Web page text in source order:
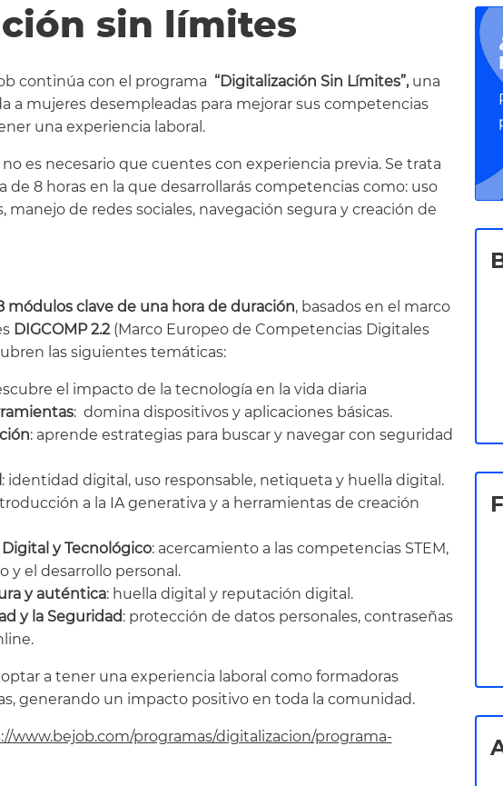
sin límites
continúa con el programa “Digitalización Sin Límites”, una
a mujeres desempleadas para mejorar sus competencias
una experiencia laboral.
es necesario que cuentes con experiencia previa. Se trata
de 8 horas en la que desarrollarás competencias como: uso
de redes sociales, navegación segura y creación de
módulos clave de una hora de duración, basados en el marco
DIGCOMP 2.2(Marco Europeo de Competencias Digitales
las siguientes temáticas:
el impacto de la tecnología en la vida diaria
: domina dispositivos y aplicaciones básicas.
: aprende estrategias para buscar y navegar con seguridad
: identidad digital, uso responsable, netiqueta y huella digital.
a la IA generativa y a herramientas de creación
y Tecnológico: acercamiento a las competencias STEM,
y el desarrollo personal.
y auténtica: huella digital y reputación digital.
y la Seguridad: protección de datos personales, contraseñas
a tener una experiencia laboral como formadoras
generando un impacto positivo en toda la comunidad.
www.bejob.com/programas/digitalizacion/programa-